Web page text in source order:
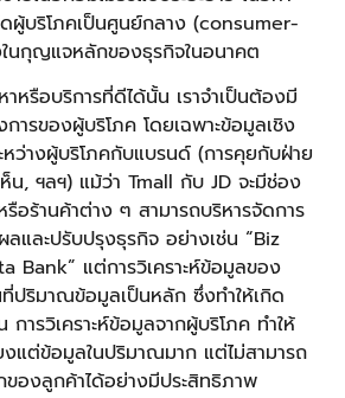
ดผู้บริโภคเป็นศูนย์กลาง (consumer-
นกุญแจหลักของธุรกิจในอนาคต
าหรือบริการที่ดีได้นั้น เราจำเป็นต้องมี
การของผู้บริโภค โดยเฉพาะข้อมูลเชิง
ว่างผู้บริโภคกับแบรนด์ (การคุยกับฝ่าย
น, ฯลฯ) แม้ว่า Tmall กับ JD จะมีช่อง
อร้านค้าต่าง ๆ สามารถบริหารจัดการ
และปรับปรุงธุรกิจ อย่างเช่น “Biz
Bank” แต่การวิเคราะห์ข้อมูลของ
ปริมาณข้อมูลเป็นหลัก ซึ่งทำให้เกิด
ารวิเคราะห์ข้อมูลจากผู้บริโภค ทำให้
แต่ข้อมูลในปริมาณมาก แต่ไม่สามารถ
ของลูกค้าได้อย่างมีประสิทธิภาพ